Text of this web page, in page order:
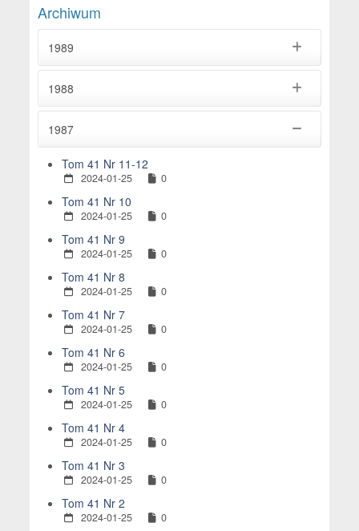
Archiwum
1989
1988
1987
Tom 41 Nr 11-12
2024-01-25 0
Tom 41 Nr 10
2024-01-25 0
Tom 41 Nr 9
2024-01-25 0
Tom 41 Nr 8
2024-01-25 0
Tom 41 Nr 7
2024-01-25 0
Tom 41 Nr 6
2024-01-25 0
Tom 41 Nr 5
2024-01-25 0
Tom 41 Nr 4
2024-01-25 0
Tom 41 Nr 3
2024-01-25 0
Tom 41 Nr 2
2024-01-25 0